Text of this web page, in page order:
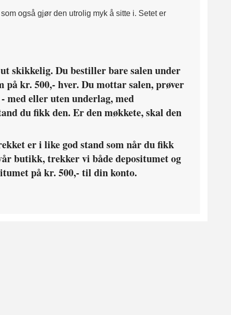
også gjør den utrolig myk å sitte i. Setet er
skikkelig. Du bestiller bare salen under
på kr. 500,- hver. Du mottar salen, prøver
med eller uten underlag, med
du fikk den. Er den møkkete, skal den
er i like god stand som når du fikk
butikk, trekker vi både depositumet og
på kr. 500,- til din konto.